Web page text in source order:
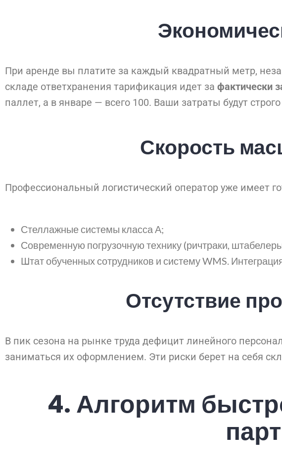
При аренде вы платите за каждый квадратный метр,
складе ответхранения тарификация идет за фактически
паллет, а в январе — всего 100. Ваши затраты будут
Скорость
Профессиональный логистический оператор уже имеет
Стеллажные системы класса А;
Современную погрузочную технику (ричтраки,
Штат обученных сотрудников и систему WMS.
Отсутствие
В пик сезона на рынке труда дефицит линейного
заниматься их оформлением. Эти риски берет на себя
4. Алгоритм